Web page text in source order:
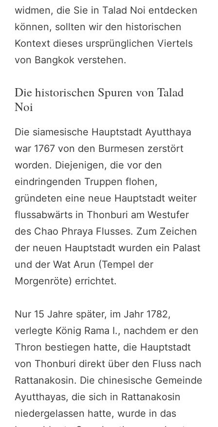
widmen, die Sie in Talad Noi entdecken
können, sollten wir den historischen
Kontext dieses ursprünglichen Viertels
von Bangkok verstehen.
Die historischen Spuren von Talad
Noi
Die siamesische Hauptstadt Ayutthaya
war 1767 von den Burmesen zerstört
worden. Diejenigen, die vor den
eindringenden Truppen flohen,
gründeten eine neue Hauptstadt weiter
flussabwärts in Thonburi am Westufer
des Chao Phraya Flusses. Zum Zeichen
der neuen Hauptstadt wurden ein Palast
und der Wat Arun (Tempel der
Morgenröte) errichtet.
Nur 15 Jahre später, im Jahr 1782,
verlegte König Rama I., nachdem er den
Thron bestiegen hatte, die Hauptstadt
von Thonburi direkt über den Fluss nach
Rattanakosin. Die chinesische Gemeinde
Ayutthayas, die sich in Rattanakosin
niedergelassen hatte, wurde in das